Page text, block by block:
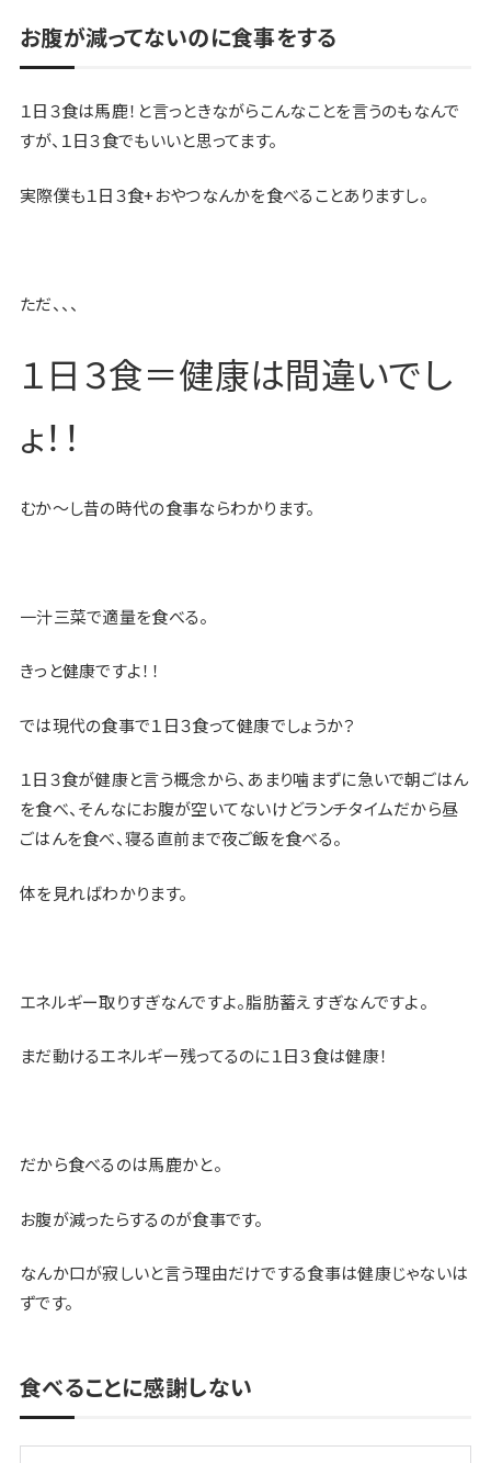
お腹が減ってないのに食事をする
１日３食は馬鹿！と言っときながらこんなことを言うのもなんで
すが、１日３食でもいいと思ってます。
実際僕も１日３食+おやつなんかを食べることありますし。
ただ、、、
１日３食＝健康は間違いでし
ょ！！
むか〜し昔の時代の食事ならわかります。
一汁三菜で適量を食べる。
きっと健康ですよ！！
では現代の食事で１日３食って健康でしょうか？
１日３食が健康と言う概念から、あまり噛まずに急いで朝ごはん
を食べ、そんなにお腹が空いてないけどランチタイムだから昼
ごはんを食べ、寝る直前まで夜ご飯を食べる。
体を見ればわかります。
エネルギー取りすぎなんですよ。脂肪蓄えすぎなんですよ。
まだ動けるエネルギー残ってるのに１日３食は健康！
だから食べるのは馬鹿かと。
お腹が減ったらするのが食事です。
なんか口が寂しいと言う理由だけでする食事は健康じゃないは
ずです。
食べることに感謝しない